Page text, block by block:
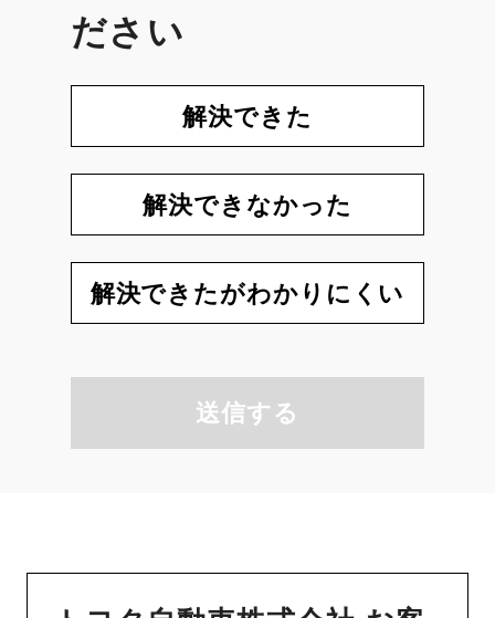
ださい
解決できた
解決できなかった
解決できたがわかりにくい
送信する